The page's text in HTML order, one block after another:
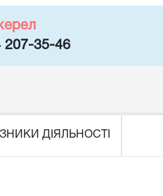
207-35-46
ДІЯЛЬНОСТІ